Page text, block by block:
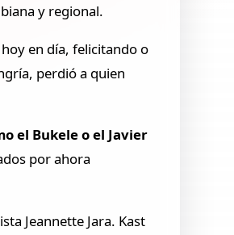
y regional.
en día, felicitando o
perdió a quien
el Bukele o el Javier
por ahora
Jeannette Jara. Kast